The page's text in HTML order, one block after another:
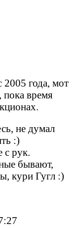
2005 года, мот
пока время
не думал
:)
с рук.
бывают,
кури Гугл :)